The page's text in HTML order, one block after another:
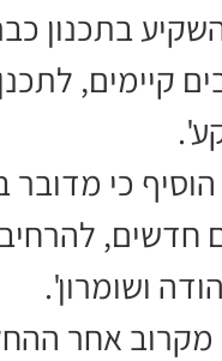
בתכנון
קיימים,
הוסיף כי
חדשים,
ושומרון'.
מקרוב אחר